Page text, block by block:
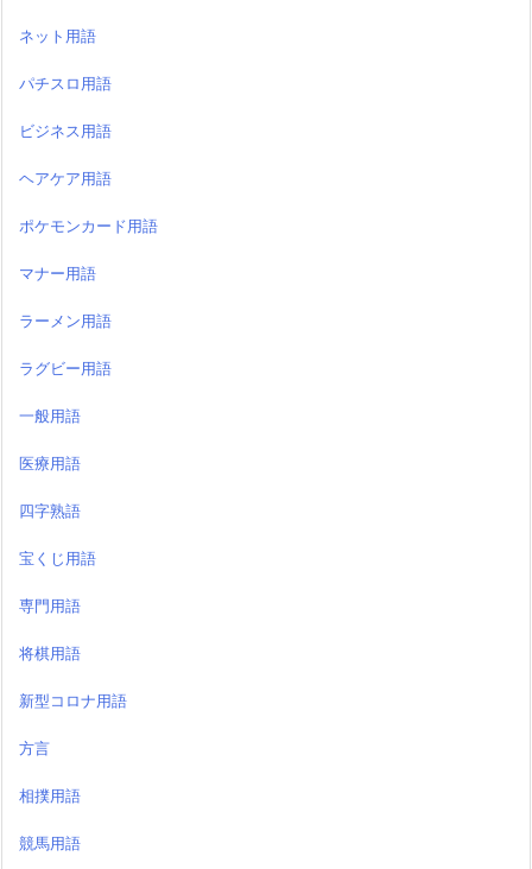
ネット用語
パチスロ用語
ビジネス用語
ヘアケア用語
ポケモンカード用語
マナー用語
ラーメン用語
ラグビー用語
一般用語
医療用語
四字熟語
宝くじ用語
専門用語
将棋用語
新型コロナ用語
方言
相撲用語
競馬用語